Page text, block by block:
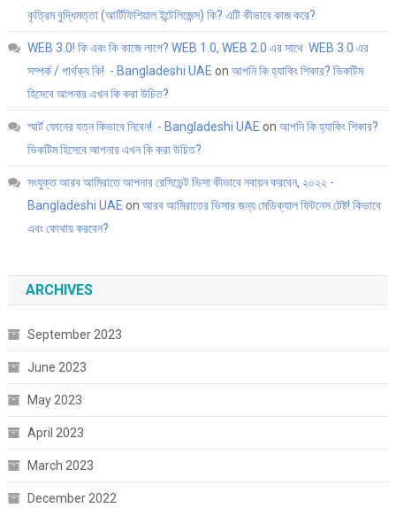
কৃত্রিম বুদ্ধিমত্তা (আর্টিফিশিয়াল ইন্টেলিজেন্স) কি? এটি কীভাবে কাজ করে?
WEB 3.0! কি এবং কি কাজে লাগে? WEB 1.0, WEB 2.0 এর সাথে WEB 3.0 এর
সম্পর্ক / পার্থক্য কি! - Bangladeshi UAE on আপনি কি হ্যাকিং শিকার? ভিকটিম
হিসেবে আপনার এখন কি করা উচিত?
স্মার্ট ফোনের যত্ন কিভাবে নিবেন! - Bangladeshi UAE on আপনি কি হ্যাকিং শিকার?
ভিকটিম হিসেবে আপনার এখন কি করা উচিত?
সংযুক্ত আরব আমিরাতে আপনার রেসিডেন্ট ভিসা কীভাবে নবায়ন করবেন, ২০২২ -
Bangladeshi UAE on আরব আমিরাতের ভিসার জন্য মেডিক্যাল ফিটনেস টেষ্ট! কিভাবে
এবং কোথায় করবেন?
ARCHIVES
September 2023
June 2023
May 2023
April 2023
March 2023
December 2022